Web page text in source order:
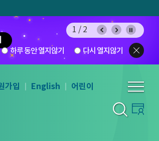
1/2
하루 동안 열지않기 다시 열지않기
가입 English 어린이